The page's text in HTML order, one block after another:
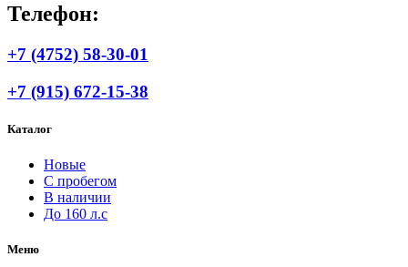
Телефон:
+7 (4752) 58-30-01
+7 (915) 672-15-38
Каталог
Новые
С пробегом
В наличии
До 160 л.с
Меню